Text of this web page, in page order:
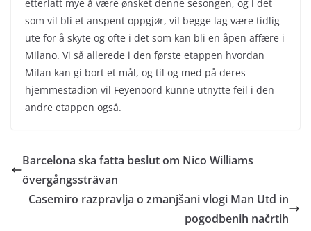
etterlatt mye å være ønsket denne sesongen, og i det
som vil bli et anspent oppgjør, vil begge lag være tidlig
ute for å skyte og ofte i det som kan bli en åpen affære i
Milano. Vi så allerede i den første etappen hvordan
Milan kan gi bort et mål, og til og med på deres
hjemmestadion vil Feyenoord kunne utnytte feil i den
andre etappen også.
Barcelona ska fatta beslut om Nico Williams
övergångssträvan
Casemiro razpravlja o zmanjšani vlogi Man Utd in
pogodbenih načrtih